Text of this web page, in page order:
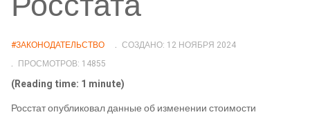
#ЗАКОНОДАТЕЛЬСТВО
СОЗДАНО: 12 НОЯБРЯ 2024
ПРОСМОТРОВ: 14855
(Reading time: 1 minute)
Росстат опубликовал данные об изменении стоимости